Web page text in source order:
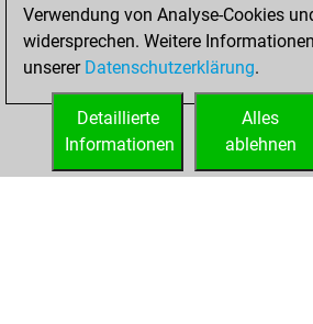
You played 4
blitz games
You scored +0
=0 -4 in blitz
Verwendung von Analyse-Cookies
widersprechen. Weitere
unserer Datenschutzerklärung.
Alles
ablehnen
Detaillierte
Informationen